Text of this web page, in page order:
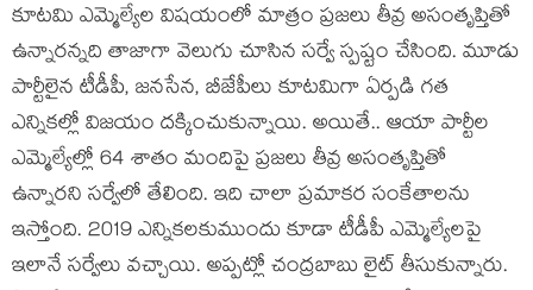
కూట‌మి ఎమ్మెల్యేల విష‌యంలో మాత్రం ప్ర‌జ‌లు తీవ్ర అసంతృప్తితో
ఉన్నార‌న్న‌ది తాజాగా వెలుగు చూసిన స‌ర్వే స్ప‌ష్టం చేసింది. మూడు
పార్టీలైన టీడీపీ, జ‌న‌సేన, బీజేపీలు కూట‌మిగా ఏర్ప‌డి గ‌త
ఎన్నిక‌ల్లో విజ‌యం ద‌క్కించుకున్నాయి. అయితే.. ఆయా పార్టీల
ఎమ్మెల్యేల్లో 64 శాతం మందిపై ప్ర‌జ‌లు తీవ్ర అసంతృప్తితో
ఉన్నార‌ని స‌ర్వేలో తేలింది. ఇది చాలా ప్ర‌మాక‌ర సంకేతాల‌ను
ఇస్తోంది. 2019 ఎన్నిక‌ల‌కుముందు కూడా టీడీపీ ఎమ్మెల్యేల‌పై
ఇలానే స‌ర్వేలు వ‌చ్చాయి. అప్ప‌ట్లో చంద్ర‌బాబు లైట్ తీసుకున్నారు.